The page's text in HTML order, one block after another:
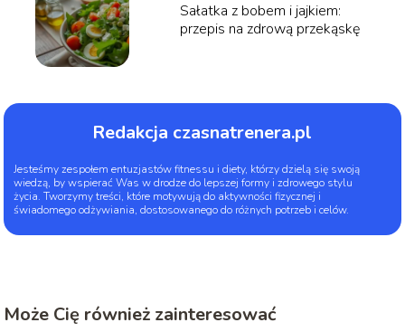
Sałatka z bobem i jajkiem:
przepis na zdrową przekąskę
Redakcja czasnatrenera.pl
Jesteśmy zespołem entuzjastów fitnessu i diety, którzy dzielą się swoją
wiedzą, by wspierać Was w drodze do lepszej formy i zdrowego stylu
życia. Tworzymy treści, które motywują do aktywności fizycznej i
świadomego odżywiania, dostosowanego do różnych potrzeb i celów.
Może Cię również zainteresować